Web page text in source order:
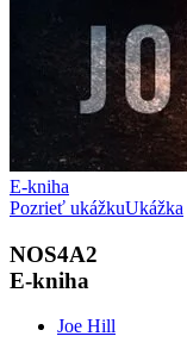
E-kniha
Pozrieť ukážkuUkážka
NOS4A2
E-kniha
Joe Hill